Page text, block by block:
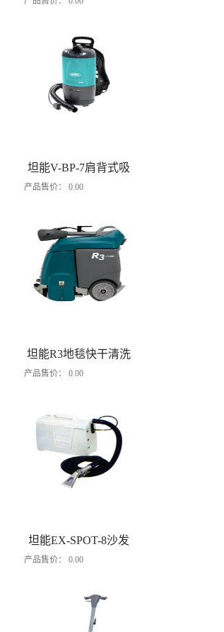
售
坦能V-BP-7肩背式吸
尘器
产品售价： 0.00
坦能R3地毯快干清洗
机
产品售价： 0.00
坦能EX-SPOT-8沙发
清洗机
产品售价： 0.00